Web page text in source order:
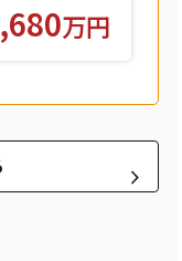
万円